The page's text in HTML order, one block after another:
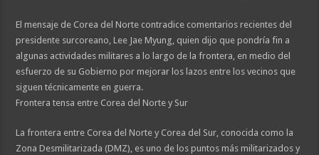
El mensaje de Corea del Norte contradice comentarios recientes del
presidente surcoreano, Lee Jae Myung, quien dijo que pondría fin a
algunas actividades militares a lo largo de la frontera, en medio del
esfuerzo de su Gobierno por mejorar los lazos entre los vecinos que
siguen técnicamente en guerra.
Frontera tensa entre Corea del Norte y Sur
La frontera entre Corea del Norte y Corea del Sur, conocida como la
Zona Desmilitarizada (DMZ), es uno de los puntos más militarizados y